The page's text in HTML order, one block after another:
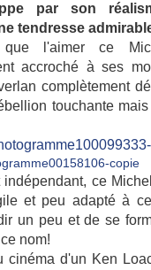
par son
tendresse
l'aimer ce
accroché à ses
complètement
touchante
indépendant, ce
et peu adapté à
un peu et de se
nom!
cinéma d'un Ken